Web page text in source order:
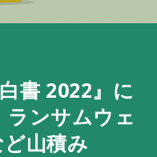
書 2022』に
ンサムウェ
山積み